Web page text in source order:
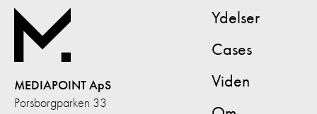
MEDIAPOINT ApS
Porsborgparken 33
Ydelser
Cases
Viden